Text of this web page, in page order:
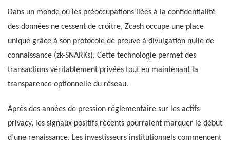
Dans un monde où les préoccupations liées à la confidentialité
des données ne cessent de croître, Zcash occupe une place
unique grâce à son protocole de preuve à divulgation nulle de
connaissance (zk-SNARKs). Cette technologie permet des
transactions véritablement privées tout en maintenant la
transparence optionnelle du réseau.
Après des années de pression réglementaire sur les actifs
privacy, les signaux positifs récents pourraient marquer le début
d’une renaissance. Les investisseurs institutionnels commencent